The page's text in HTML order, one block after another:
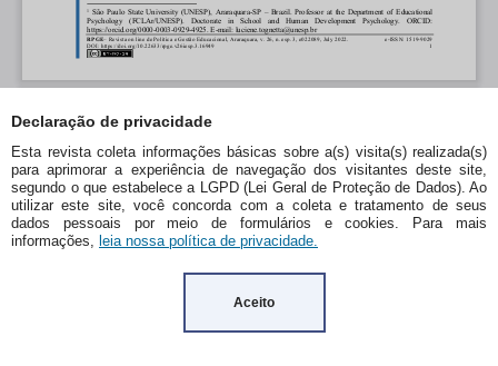
Declaração de privacidade
Esta revista coleta informações básicas sobre a(s) visita(s) realizada(s)
para aprimorar a experiência de navegação dos visitantes deste site,
segundo o que estabelece a LGPD (Lei Geral de Proteção de Dados). Ao
utilizar este site, você concorda com a coleta e tratamento de seus
dados pessoais por meio de formulários e cookies. Para mais
informações, leia nossa política de privacidade.
Aceito